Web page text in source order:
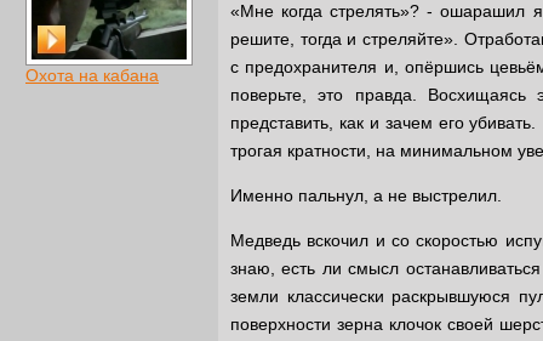
Охота на кабана
«Мне когда стрелять»? - ошарашил
решите, тогда и стреляйте».
с предохранителя и, опёршись
поверьте, это правда.
представить, как и зачем его
трогая кратности, на минимальном
Именно пальнул, а не выстрелил.
Медведь вскочил и со скоростью
знаю, есть ли смысл
земли классически раскрывшуюся
поверхности зерна клочок своей